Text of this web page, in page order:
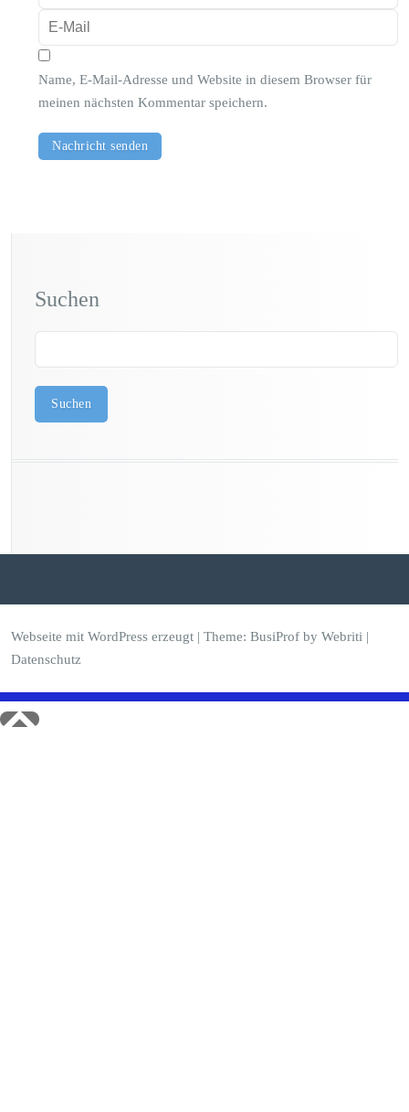
Name, E-Mail-Adresse und Website in diesem Browser für
meinen nächsten Kommentar speichern.
Suchen
Suchen
Webseite mit WordPress erzeugt | Theme: BusiProf by Webriti |
Datenschutz